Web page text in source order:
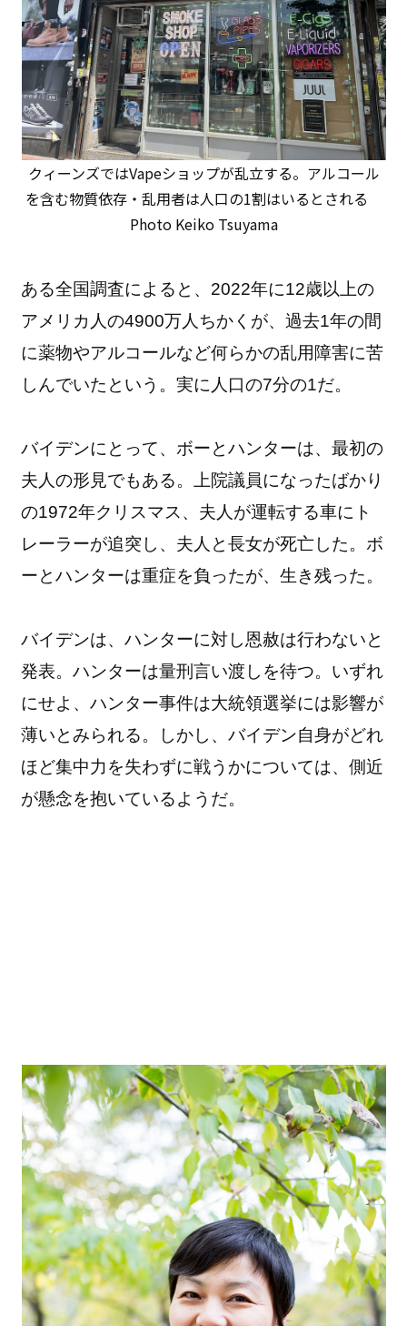
クィーンズではVapeショップが乱立する。アルコール
を含む物質依存・乱用者は人口の1割はいるとされる
Photo Keiko Tsuyama
ある全国調査によると、2022年に12歳以上の
アメリカ人の4900万人ちかくが、過去1年の間
に薬物やアルコールなど何らかの乱用障害に苦
しんでいたという。実に人口の7分の1だ。
バイデンにとって、ボーとハンターは、最初の
夫人の形見でもある。上院議員になったばかり
の1972年クリスマス、夫人が運転する車にト
レーラーが追突し、夫人と長女が死亡した。ボ
ーとハンターは重症を負ったが、生き残った。
バイデンは、ハンターに対し恩赦は行わないと
発表。ハンターは量刑言い渡しを待つ。いずれ
にせよ、ハンター事件は大統領選挙には影響が
薄いとみられる。しかし、バイデン自身がどれ
ほど集中力を失わずに戦うかについては、側近
が懸念を抱いているようだ。